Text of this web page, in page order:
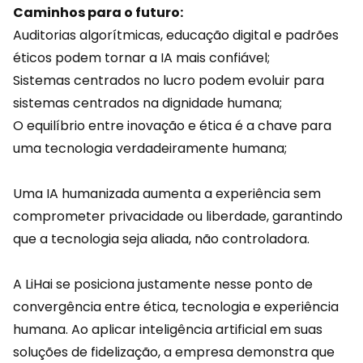
Caminhos para o futuro:
Auditorias algorítmicas,educaçãodigital e padrões
éticos podem tornar a IA mais confiável;
Sistemas centrados no lucro podem evoluir para
sistemas centrados na dignidade humana;
O equilíbrio entre inovação e ética é a chave para
uma tecnologia verdadeiramente humana;
Uma IA humanizada aumenta a experiência sem
comprometer privacidade ou liberdade, garantindo
que a tecnologia seja aliada, não controladora.
A LiHaise posiciona justamente nesse ponto de
convergência entre ética, tecnologia e experiência
humana. Ao aplicar inteligência artificial em suas
soluções de fidelização, a empresa demonstra que